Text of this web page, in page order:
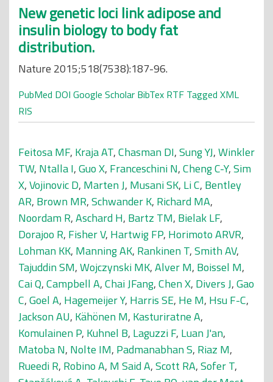
New genetic loci link adipose and
insulin biology to body fat
distribution.
Nature 2015;518(7538):187-96.
PubMed DOI Google Scholar BibTex RTF Tagged XML
RIS
Feitosa MF, Kraja AT,Chasman DI,Sung YJ,Winkler
TW, Ntalla I,Guo X, Franceschini N,Cheng C-Y,Sim
X,Vojinovic D, Marten J, Musani SK, Li C, Bentley
AR, Brown MR,Schwander K, Richard MA,
Noordam R,Aschard H, Bartz TM, Bielak LF,
Dorajoo R, Fisher V, Hartwig FP, Horimoto ARVR,
Lohman KK, Manning AK, Rankinen T,Smith AV,
Tajuddin SM,Wojczynski MK,Alver M, Boissel M,
Cai Q,Campbell A,Chai JFang,Chen X, Divers J,Gao
C,Goel A, Hagemeijer Y, Harris SE, He M, Hsu F-C,
Jackson AU, Kähönen M, Kasturiratne A,
Komulainen P, Kuhnel B, Laguzzi F, Luan J'an,
Matoba N, Nolte IM, Padmanabhan S, Riaz M,
Rueedi R, Robino A, M Said A,Scott RA,Sofer T,